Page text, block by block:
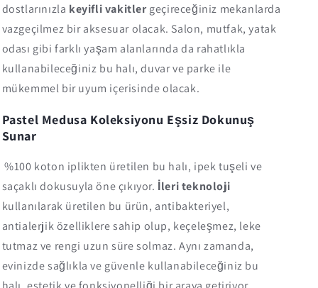
dostlarınızla keyifli vakitlergeçireceğiniz mekanlarda
vazgeçilmez bir aksesuar olacak. Salon, mutfak, yatak
odası gibi farklı yaşam alanlarında da rahatlıkla
kullanabileceğiniz bu halı, duvar ve parke ile
mükemmel bir uyum içerisinde olacak.
Pastel Medusa Koleksiyonu Eşsiz Dokunuş
Sunar
%100 koton iplikten üretilen bu halı, ipek tuşeli ve
saçaklı dokusuyla öne çıkıyor. İleri teknoloji
kullanılarak üretilen bu ürün, antibakteriyel,
antialerjik özelliklere sahip olup, keçeleşmez, leke
tutmaz ve rengi uzun süre solmaz. Aynı zamanda,
evinizde sağlıkla ve güvenle kullanabileceğiniz bu